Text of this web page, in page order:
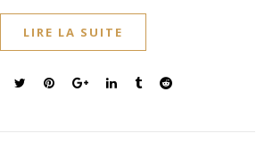
LIRE LA SUITE